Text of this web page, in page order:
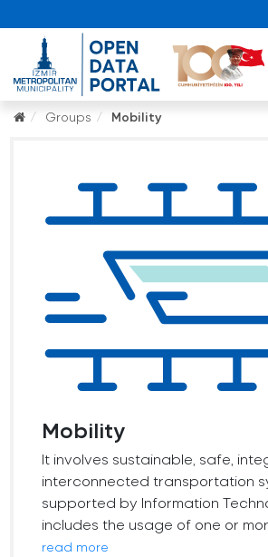
Groups Mobility
Mobility
It involves sustainable, safe,
interconnected transportation
supported by Information
includes the usage of one or
read more